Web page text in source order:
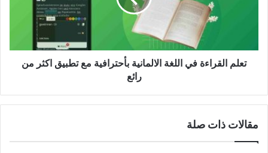
اكثر
تعلم القراءة في اللغة الالمانية بأحترافية مع تطبيق اكثر من
رائع
مقالات ذات صلة